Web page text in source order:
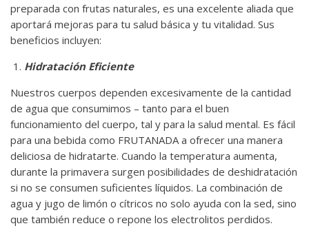
preparada con frutas naturales, es una excelente aliada que
aportará mejoras para tu salud básica y tu vitalidad. Sus
beneficios incluyen:
Hidratación Eficiente
Nuestros cuerpos dependen excesivamente de la cantidad
de agua que consumimos – tanto para el buen
funcionamiento del cuerpo, tal y para la salud mental. Es fácil
para una bebida como FRUTANADA a ofrecer una manera
deliciosa de hidratarte. Cuando la temperatura aumenta,
durante la primavera surgen posibilidades de deshidratación
si no se consumen suficientes líquidos. La combinación de
agua y jugo de limón o cítricos no solo ayuda con la sed, sino
que también reduce o repone los electrolitos perdidos.